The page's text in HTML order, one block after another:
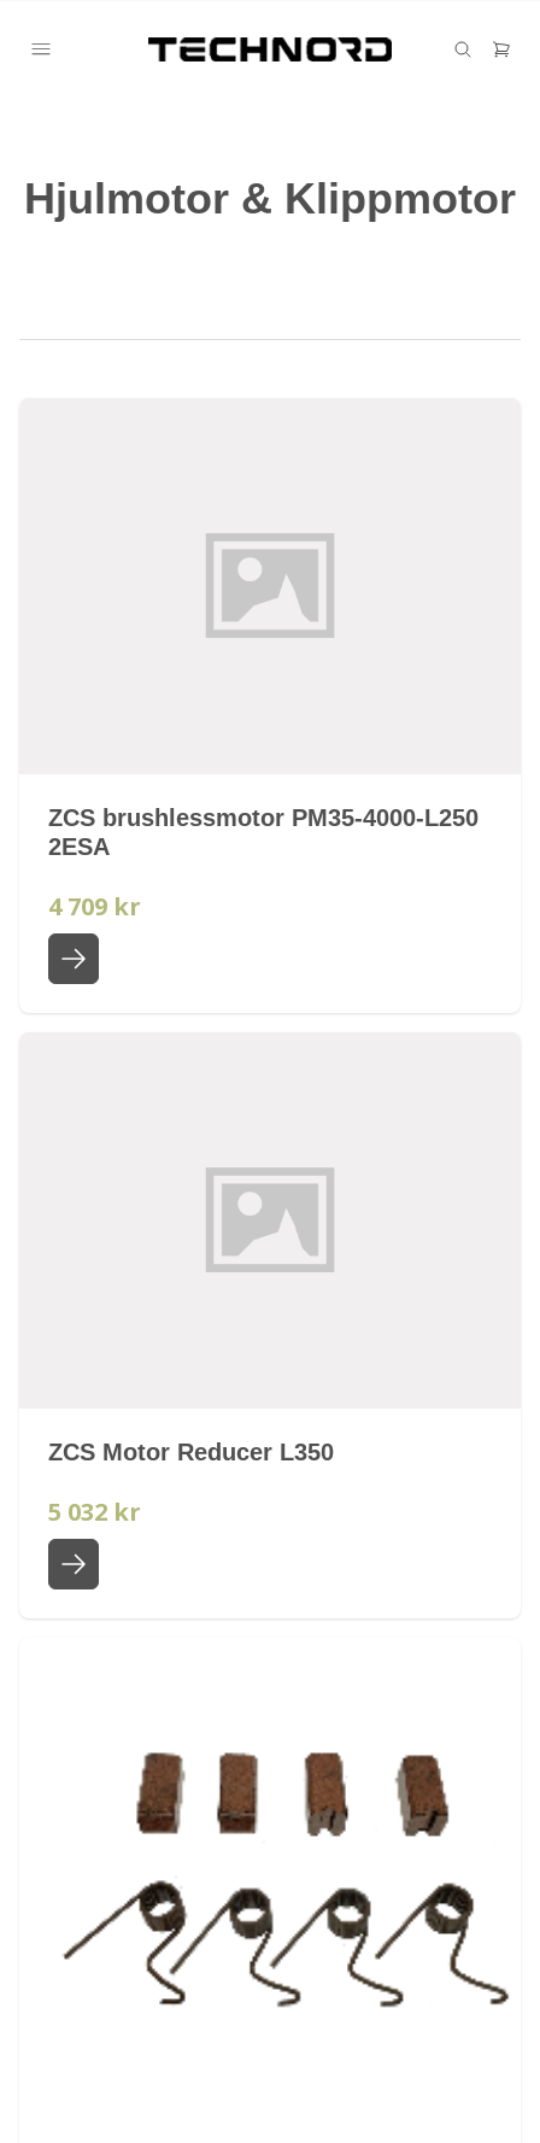
Hjulmotor & Klippmotor
ZCS brushlessmotor PM35-4000-L250
2ESA
4 709 kr
ZCS Motor Reducer L350
5 032 kr